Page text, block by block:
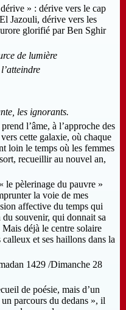
» : dérive vers le cap
Jazouli, dérive vers les
glorifié par Ben Sghir
de lumière
les ignorants.
l’âme, à l’approche des
cette galaxie, où chaque
loin le temps où les femmes
recueillir au nouvel an,
le pèlerinage du pauvre »
la voie de mes
affective du temps qui
souvenir, qui donnait sa
déjà le centre solaire
et ses haillons dans la
1429 /Dimanche 28
de poésie, mais d’un
parcours du dedans », il